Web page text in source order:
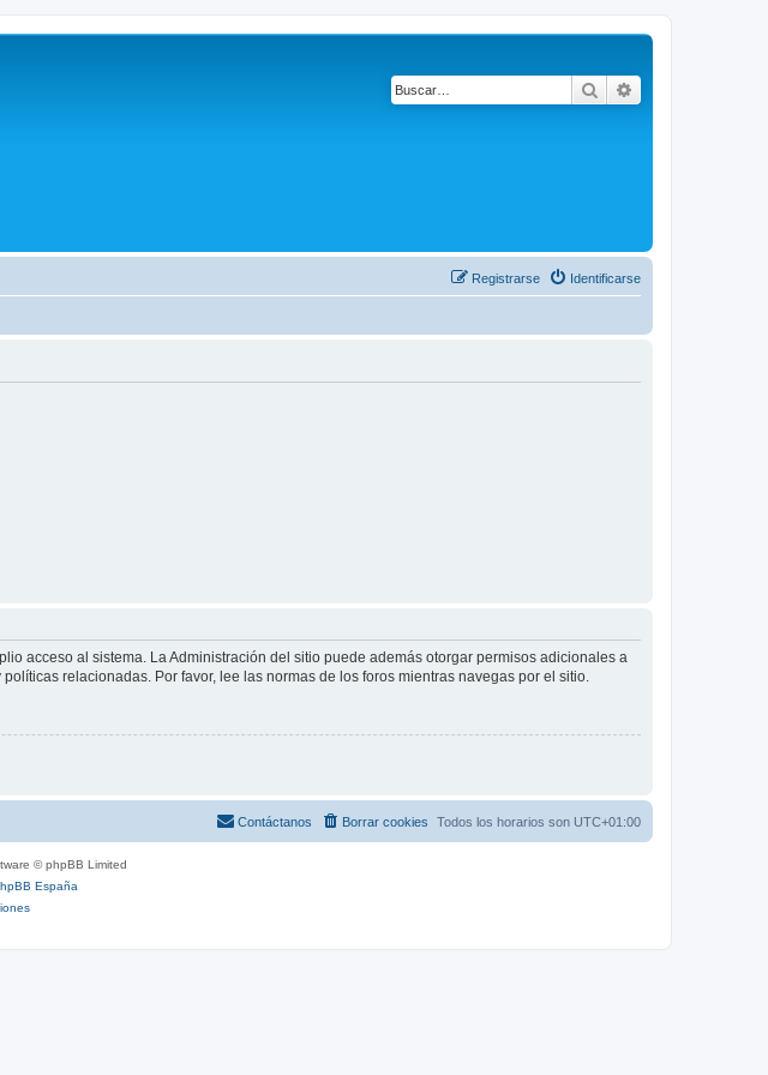
Buscar
Identificarse
Registrarse
acceso al sistema. La Administración del sitio puede además otorgar permisos adicionales a
relacionadas. Por favor, lee las normas de los foros mientras navegas por el sitio.
Todos los horarios son UTC+01:00
Borrar cookies
Contáctanos
© phpBB Limited
España